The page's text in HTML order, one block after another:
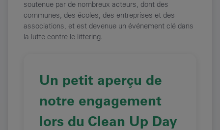
soutenue par de nombreux acteurs, dont des
communes, des écoles, des entreprises et des
associations, et est devenue un événement clé dans
la lutte contre le littering.
Un petit aperçu de
notre engagement
lors du Clean Up Day